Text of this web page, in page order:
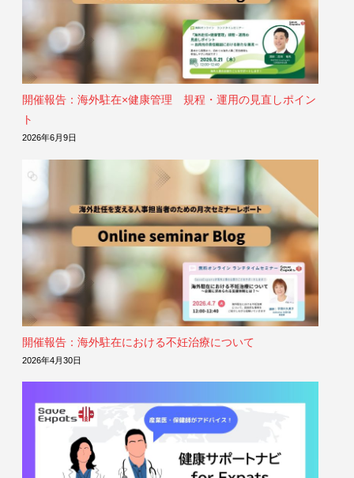
開催報告：海外駐在×健康管理 規程・運用の見直しポイン
ト
2026年6月9日
開催報告：海外駐在における不妊治療について
2026年4月30日